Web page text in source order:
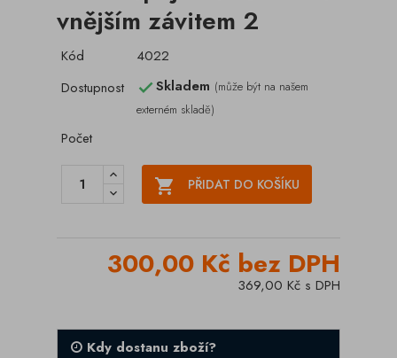
vnějším závitem 2
Kód
4022
Dostupnost
Skladem (může být na našem
externém skladě)
Počet
 PŘIDAT DO KOŠÍKU
300,00 Kč bez DPH
369,00 Kč s DPH
Kdy dostanu zboží?